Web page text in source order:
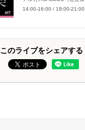
14:00-16:00 / 19:00-21:00
このライブをシェアする